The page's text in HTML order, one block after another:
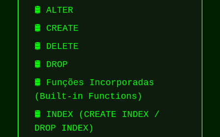
🛢️ ALTER
🛢️ CREATE
🛢️ DELETE
🛢️ DROP
🛢️ Funções Incorporadas
(Built-in Functions)
🛢️ INDEX (CREATE INDEX /
DROP INDEX)